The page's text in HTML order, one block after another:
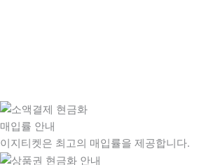
매입률 안내
이지티켓은 최고의 매입률을 제공합니다.